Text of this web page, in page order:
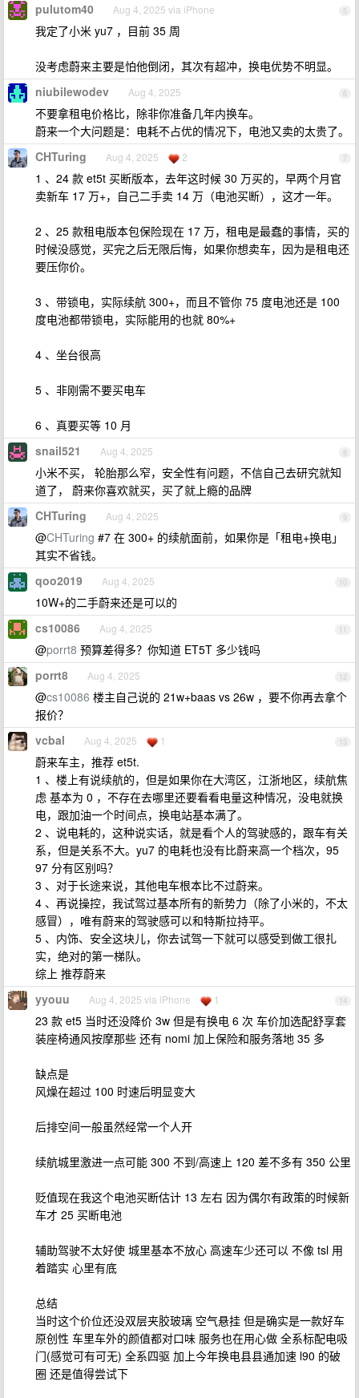
5
pulutom40 Aug 4, 2025 via iPhone
我定了小米 yu7 ，目前 35 周
没考虑蔚来主要是怕他倒闭，其次有超冲，换电优势不明显。
6
niubilewodev Aug 4, 2025
不要拿租电价格比，除非你准备几年内换车。
蔚来一个大问题是：电耗不占优的情况下，电池又卖的太贵了。
7
CHTuring Aug 4, 2025 2
1 、24 款 et5t 买断版本，去年这时候 30 万买的，早两个月官
卖新车 17 万+，自己二手卖 14 万（电池买断），这才一年。
2 、25 款租电版本包保险现在 17 万，租电是最蠢的事情，买的
时候没感觉，买完之后无限后悔，如果你想卖车，因为是租电还
要压你价。
3 、带锁电，实际续航 300+，而且不管你 75 度电池还是 100
度电池都带锁电，实际能用的也就 80%+
4 、坐台很高
5 、非刚需不要买电车
6 、真要买等 10 月
8
snail521 Aug 4, 2025
小米不买， 轮胎那么窄，安全性有问题，不信自己去研究就知
道了， 蔚来你喜欢就买，买了就上瘾的品牌
9
CHTuring Aug 4, 2025
@CHTuring #7 在 300+ 的续航面前，如果你是「租电+换电」
其实不省钱。
10
qoo2019 Aug 4, 2025
10W+的二手蔚来还是可以的
11
cs10086 Aug 4, 2025
@porrt8 预算差得多？你知道 ET5T 多少钱吗
12
porrt8 Aug 4, 2025
@cs10086 楼主自己说的 21w+baas vs 26w ，要不你再去拿个
报价？
13
vcbal Aug 4, 2025 1
蔚来车主，推荐 et5t.
1 、楼上有说续航的，但是如果你在大湾区，江浙地区，续航焦
虑 基本为 0 ，不存在去哪里还要看看电量这种情况，没电就换
电，跟加油一个时间点，换电站基本满了。
2 、说电耗的，这种说实话，就是看个人的驾驶感的，跟车有关
系，但是关系不大。yu7 的电耗也没有比蔚来高一个档次，95
97 分有区别吗？
3 、对于长途来说，其他电车根本比不过蔚来。
4 、再说操控，我试驾过基本所有的新势力（除了小米的，不太
感冒），唯有蔚来的驾驶感可以和特斯拉持平。
5 、内饰、安全这块儿，你去试驾一下就可以感受到做工很扎
实，绝对的第一梯队。
综上 推荐蔚来
14
yyouu Aug 4, 2025 via iPhone 1
23 款 et5 当时还没降价 3w 但是有换电 6 次 车价加选配舒享套
装座椅通风按摩那些 还有 nomi 加上保险和服务落地 35 多
缺点是
风燥在超过 100 时速后明显变大
后排空间一般虽然经常一个人开
续航城里激进一点可能 300 不到/高速上 120 差不多有 350 公里
贬值现在我这个电池买断估计 13 左右 因为偶尔有政策的时候新
车才 25 买断电池
辅助驾驶不太好使 城里基本不放心 高速车少还可以 不像 tsl 用
着踏实 心里有底
总结
当时这个价位还没双层夹胶玻璃 空气悬挂 但是确实是一款好车
原创性 车里车外的颜值都对口味 服务也在用心做 全系标配电吸
门(感觉可有可无) 全系四驱 加上今年换电县县通加速 l90 的破
圈 还是值得尝试下